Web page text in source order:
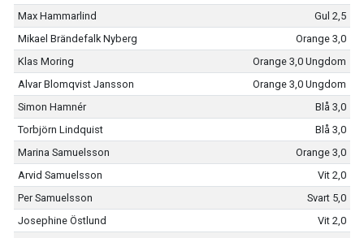
Max Hammarlind
Gul 2,5
Mikael Brändefalk Nyberg
Orange 3,0
Klas Moring
Orange 3,0 Ungdom
Alvar Blomqvist Jansson
Orange 3,0 Ungdom
Simon Hamnér
Blå 3,0
Torbjörn Lindquist
Blå 3,0
Marina Samuelsson
Orange 3,0
Arvid Samuelsson
Vit 2,0
Per Samuelsson
Svart 5,0
Josephine Östlund
Vit 2,0